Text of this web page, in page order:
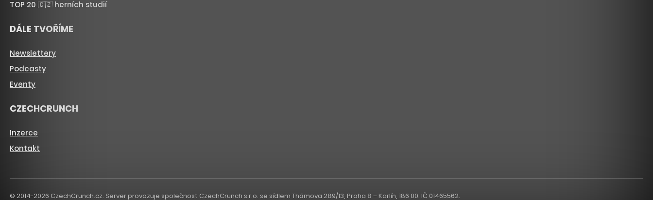
TOP 20 🇨🇿 herních studií
DÁLE TVOŘÍME
Newslettery
Podcasty
Eventy
CZECHCRUNCH
Inzerce
Kontakt
© 2014-2026 CzechCrunch.cz. Server provozuje společnost CzechCrunch s.r.o. se sídlem Thámova 289/13, Praha 8 – Karlín, 186 00. IČ 01465562.